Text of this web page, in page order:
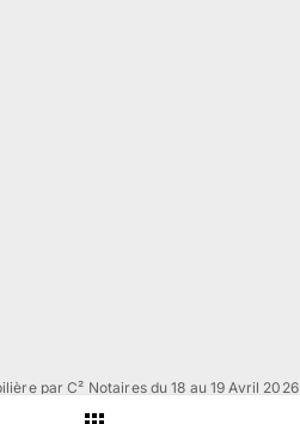
par C² Notaires du 18 au 19 Avril 2026